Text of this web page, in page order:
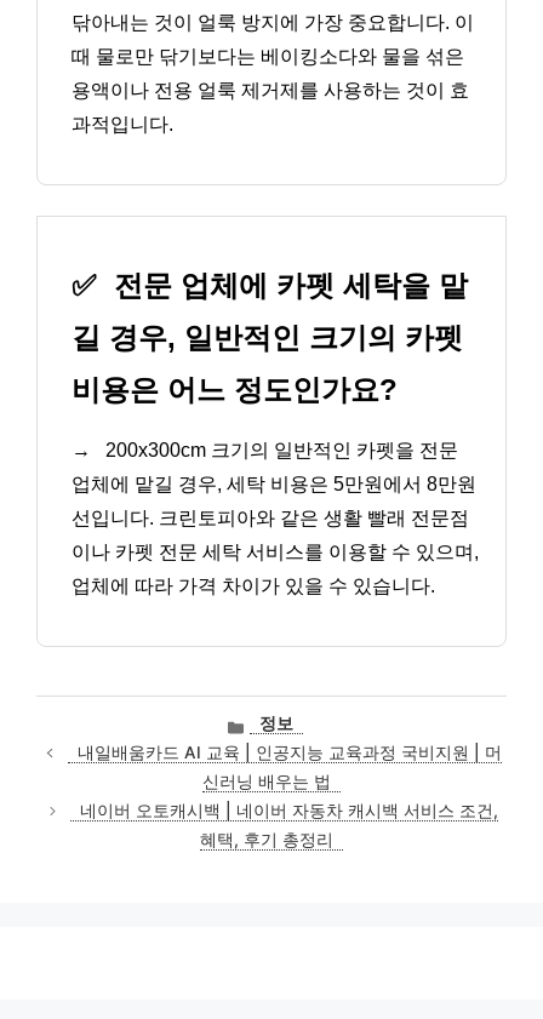
닦아내는 것이 얼룩 방지에 가장 중요합니다. 이
때 물로만 닦기보다는 베이킹소다와 물을 섞은
용액이나 전용 얼룩 제거제를 사용하는 것이 효
과적입니다.
✅ 전문 업체에 카펫 세탁을 맡
길 경우, 일반적인 크기의 카펫
비용은 어느 정도인가요?
→
200x300cm 크기의 일반적인 카펫을 전문
업체에 맡길 경우, 세탁 비용은 5만원에서 8만원
선입니다. 크린토피아와 같은 생활 빨래 전문점
이나 카펫 전문 세탁 서비스를 이용할 수 있으며,
업체에 따라 가격 차이가 있을 수 있습니다.
카
테
고
리
정보
내일배움카드 AI 교육 | 인공지능 교육과정 국비지원 | 머
신러닝 배우는 법
네이버 오토캐시백 | 네이버 자동차 캐시백 서비스 조건,
혜택, 후기 총정리